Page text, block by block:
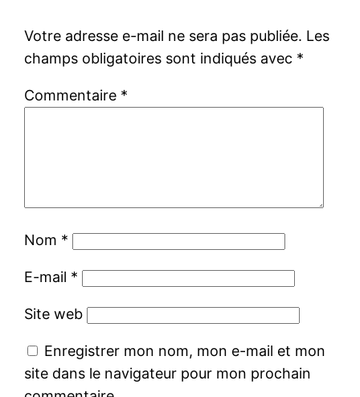
Votre adresse e-mail ne sera pas publiée. Les
champs obligatoires sont indiqués avec *
Commentaire *
Nom *
E-mail *
Site web
Enregistrer mon nom, mon e-mail et mon
site dans le navigateur pour mon prochain